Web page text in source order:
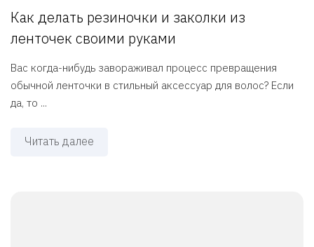
Как делать резиночки и заколки из
ленточек своими руками
Вас когда-нибудь завораживал процесс превращения
обычной ленточки в стильный аксессуар для волос? Если
да, то ...
Читать далее